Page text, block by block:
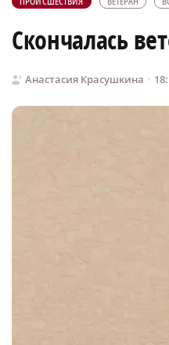
Скончалась
Анастасия Красушкина